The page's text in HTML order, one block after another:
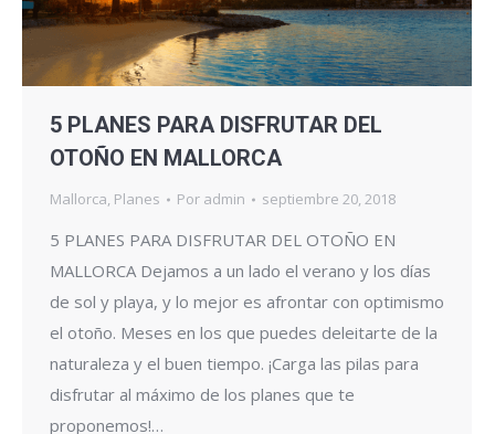
5 PLANES PARA DISFRUTAR DEL
OTOÑO EN MALLORCA
Mallorca, Planes Por admin septiembre 20, 2018
5 PLANES PARA DISFRUTAR DEL OTOÑO EN
MALLORCA Dejamos a un lado el verano y los días
de sol y playa, y lo mejor es afrontar con optimismo
el otoño. Meses en los que puedes deleitarte de la
naturaleza y el buen tiempo. ¡Carga las pilas para
disfrutar al máximo de los planes que te
proponemos!…